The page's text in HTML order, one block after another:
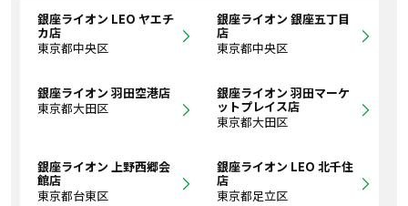
銀座ライオン LEO ヤエチ
カ店
東京都中央区
銀座ライオン 銀座五丁目
店
東京都中央区
銀座ライオン 羽田空港店
東京都大田区
銀座ライオン 羽田マーケ
ットプレイス店
東京都大田区
銀座ライオン 上野西郷会
館店
東京都台東区
銀座ライオン LEO 北千住
店
東京都足立区